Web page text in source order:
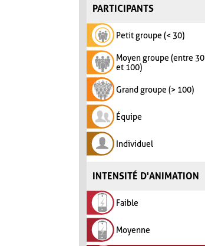
PARTICIPANTS
Petit groupe (< 30)
Moyen groupe (entre 30
et 100)
Grand groupe (> 100)
Équipe
Individuel
INTENSITÉ D'ANIMATION
Faible
Moyenne